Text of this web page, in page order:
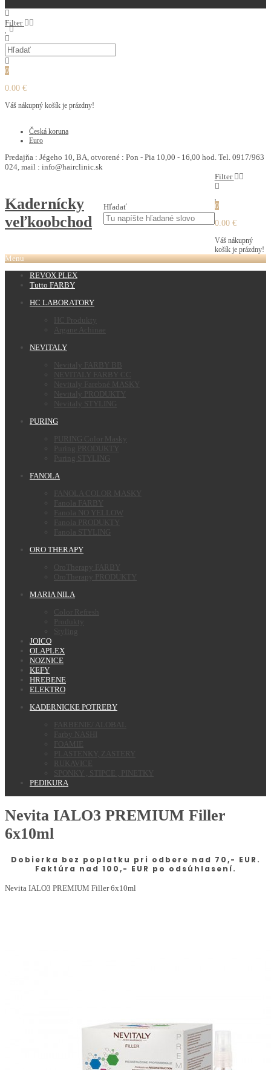
Filter
0
0.00 €
Váš nákupný košík je prázdny!
Česká koruna
Euro
Predajňa : Jégeho 10, BA, otvorené : Pon - Pia 10,00 - 16,00 hod. Tel. 0917/963
024, mail : info@hairclinic.sk
Kadernícky
veľkoobchod
Hľadať
Filter
0
0.00 €
Váš nákupný
košík je prázdny!
Menu
REVOX PLEX
Tutto FARBY
HC LABORATORY
HC Produkty
Argane Achinae
NEVITALY
Nevitaly FARBY BB
NEVITALY FARBY CC
Nevitaly Farebné MASKY
Nevitaly PRODUKTY
Nevitaly STYLING
PURING
PURING Color Masky
Puring PRODUKTY
Puring STYLING
FANOLA
FANOLA COLOR MASKY
Fanola FARBY
Fanola NO YELLOW
Fanola PRODUKTY
Fanola STYLING
ORO THERAPY
OroTherapy FARBY
OroTherapy PRODUKTY
MARIA NILA
Color Refresh
Produkty
Styling
JOICO
OLAPLEX
NOZNICE
KEFY
HREBENE
ELEKTRO
KADERNICKE POTREBY
FARBENIE/ ALOBAL
Farby NASHI
FOAMIE
PLASTENKY, ZASTERY
RUKAVICE
SPONKY , STIPCE , PINETKY
PEDIKURA
Nevita IALO3 PREMIUM Filler
6x10ml
Dobierka bez poplatku pri odbere nad 70,- EUR.
Faktúra nad 100,- EUR po odsúhlasení.
Nevita IALO3 PREMIUM Filler 6x10ml